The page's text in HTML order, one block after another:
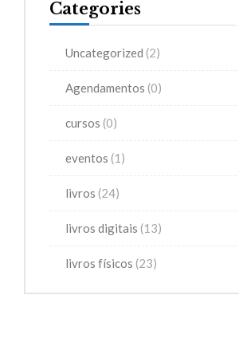
Categories
Uncategorized (2)
Agendamentos (0)
cursos (0)
eventos (1)
livros (24)
livros digitais (13)
livros físicos (23)